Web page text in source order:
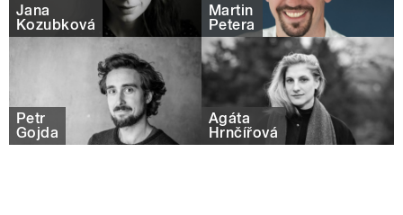
Jana
Kozubková
Martin
Petera
Petr
Gojda
Agáta
Hrnčířová